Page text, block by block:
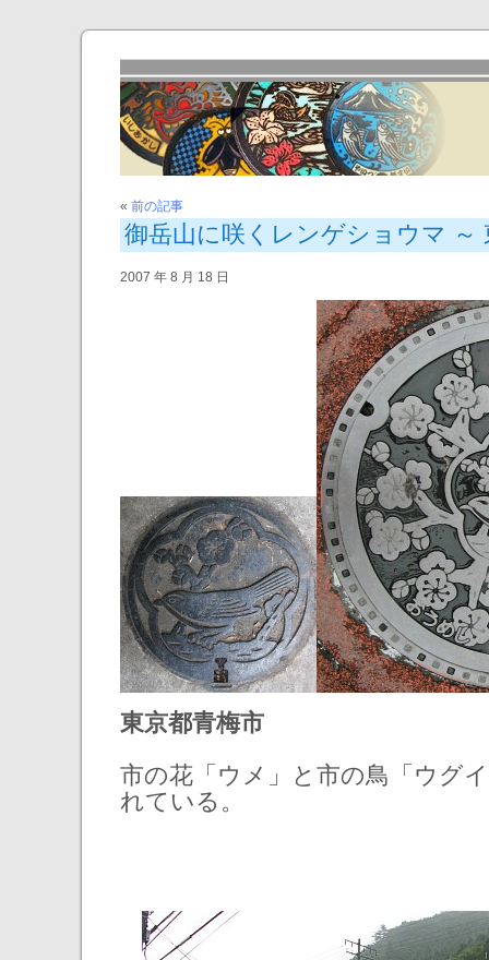
« 前の記事
御岳山に咲くレンゲショウマ ～
2007 年 8 月 18 日
東京都青梅市
市の花「ウメ」と市の鳥「ウグ
れている。